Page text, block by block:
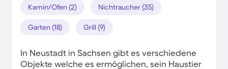
Kamin/Ofen (2) Nichtraucher (35)
Garten (18) Grill (9)
In Neustadt in Sachsen gibt es verschiedene
Objekte welche es ermöglichen, sein Haustier